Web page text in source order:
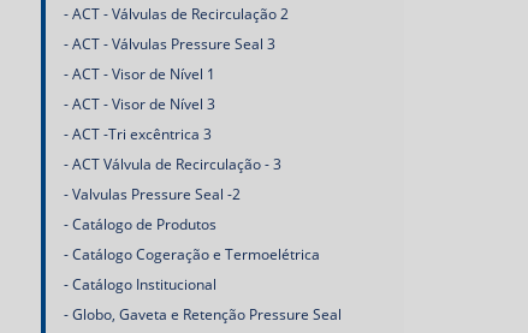
ACT - Válvulas de Recirculação 2
ACT - Válvulas Pressure Seal 3
ACT - Visor de Nível 1
ACT - Visor de Nível 3
ACT -Tri excêntrica 3
ACT Válvula de Recirculação - 3
Valvulas Pressure Seal -2
Catálogo de Produtos
Catálogo Cogeração e Termoelétrica
Catálogo Institucional
Globo, Gaveta e Retenção Pressure Seal